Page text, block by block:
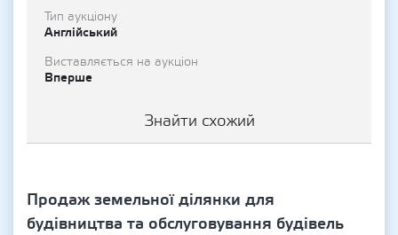
Тип аукціону
Англійський
Виставляється на аукціон
Вперше
Знайти схожий
Продаж земельної ділянки для
будівництва та обслуговування будівель